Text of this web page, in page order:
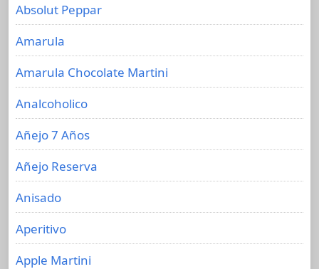
Absolut Peppar
Amarula
Amarula Chocolate Martini
Analcoholico
Añejo 7 Años
Añejo Reserva
Anisado
Aperitivo
Apple Martini